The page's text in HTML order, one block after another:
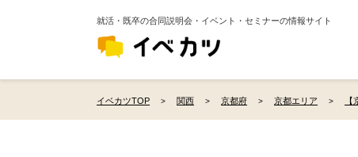
就活・既卒の合同説明会・イベント・セミナーの情報サイト
イベカツTOP 関西 京都府 京都エリア